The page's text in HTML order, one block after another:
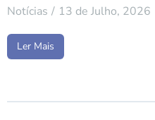
Notícias 13 de Julho, 2026
Ler Mais